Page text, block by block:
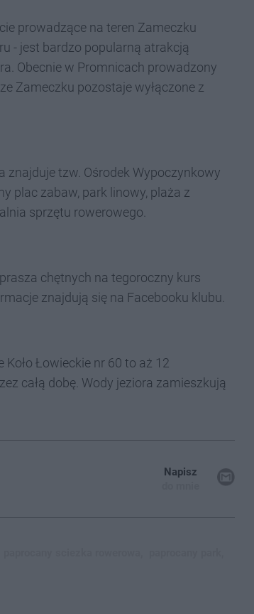
prowadzące na teren Zameczku
- jest bardzo popularną atrakcją
Obecnie w Promnicach prowadzony
Zameczku pozostaje wyłączone z
znajduje tzw. Ośrodek Wypoczynkowy
plac zabaw, park linowy, plaża z
sprzętu rowerowego.
chętnych na tegoroczny kurs
znajdują się na Facebooku klubu.
Łowieckie nr 60 to aż 12
całą dobę. Wody jeziora zamieszkują
Napisz